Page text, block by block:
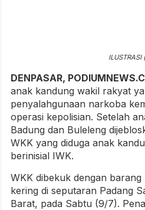
ILUSTRASI
DENPASAR,
anak kandung wakil rakyat
penyalahgunaan narkoba
operasi kepolisian. Setelah
Badung dan Buleleng
WKK yang diduga anak
berinisial IWK.
WKK dibekuk dengan
kering di seputaran Padang
Barat, pada Sabtu (9/7).